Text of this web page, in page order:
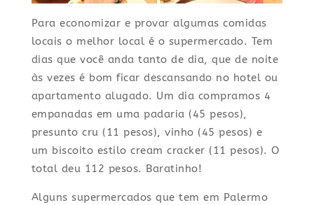
Para economizar e provar algumas comidas
locais o melhor local é o supermercado. Tem
dias que você anda tanto de dia, que de noite
às vezes é bom ficar descansando no hotel ou
apartamento alugado. Um dia compramos 4
empanadas em uma padaria (45 pesos),
presunto cru (11 pesos), vinho (45 pesos) e
um biscoito estilo cream cracker (11 pesos). O
total deu 112 pesos. Baratinho!
Alguns supermercados que tem em Palermo